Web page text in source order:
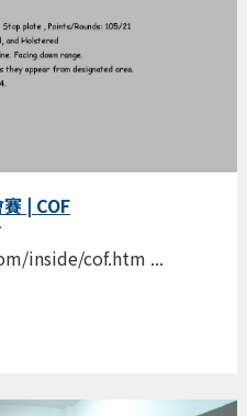
| COF
inside/cof.htm ...